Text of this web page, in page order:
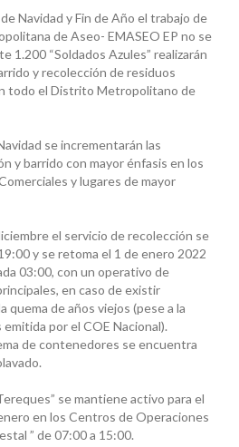
Navidad y Fin de Año el trabajo de
de Aseo- EMASEO EP no se
1.200 “Soldados Azules” realizarán
y recolección de residuos
todo el Distrito Metropolitano de
se incrementarán las
y barrido con mayor énfasis en los
y lugares de mayor
el servicio de recolección se
y se retoma el 1 de enero 2022
03:00, con un operativo de
en caso de existir
quema de años viejos (pese a la
por el COE Nacional).
de contenedores se encuentra
se mantiene activo para el
en los Centros de Operaciones
” de 07:00 a 15:00.